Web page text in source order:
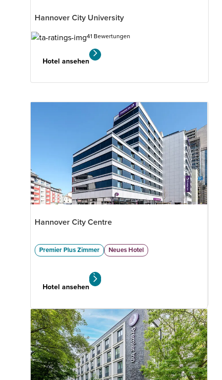
Hannover City University
41 Bewertungen
Hotel ansehen
Wolfsburg City
Premier Plus Zimmer
Hotel ansehen
Hannover City Centre
Premier Plus Zimmer Neues Hotel
Hotel ansehen